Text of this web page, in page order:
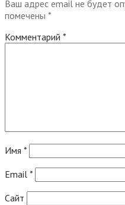
Ваш адрес email не будет
помечены *
Комментарий *
Имя *
Email *
Сайт